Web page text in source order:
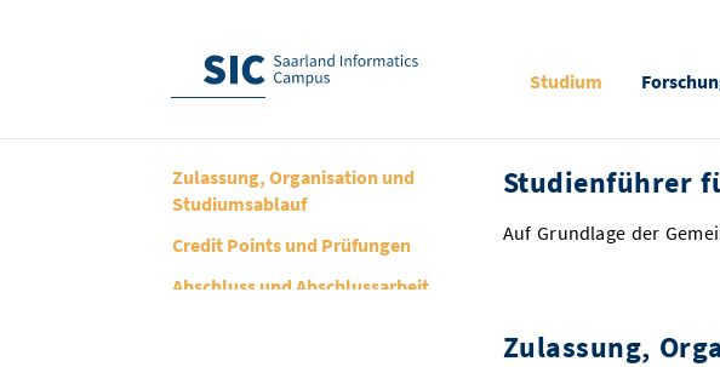
Studium
Zulassung, Organisation und
Studiumsablauf
Credit Points und Prüfungen
Abschluss und Abschlussarbeit
Studienführer
Auf Grundlage der
Zulassung,